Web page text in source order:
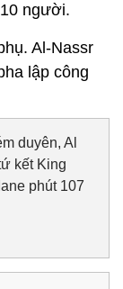
người.
Al-Nassr
lập công
duyên, Al
kết King
phút 107